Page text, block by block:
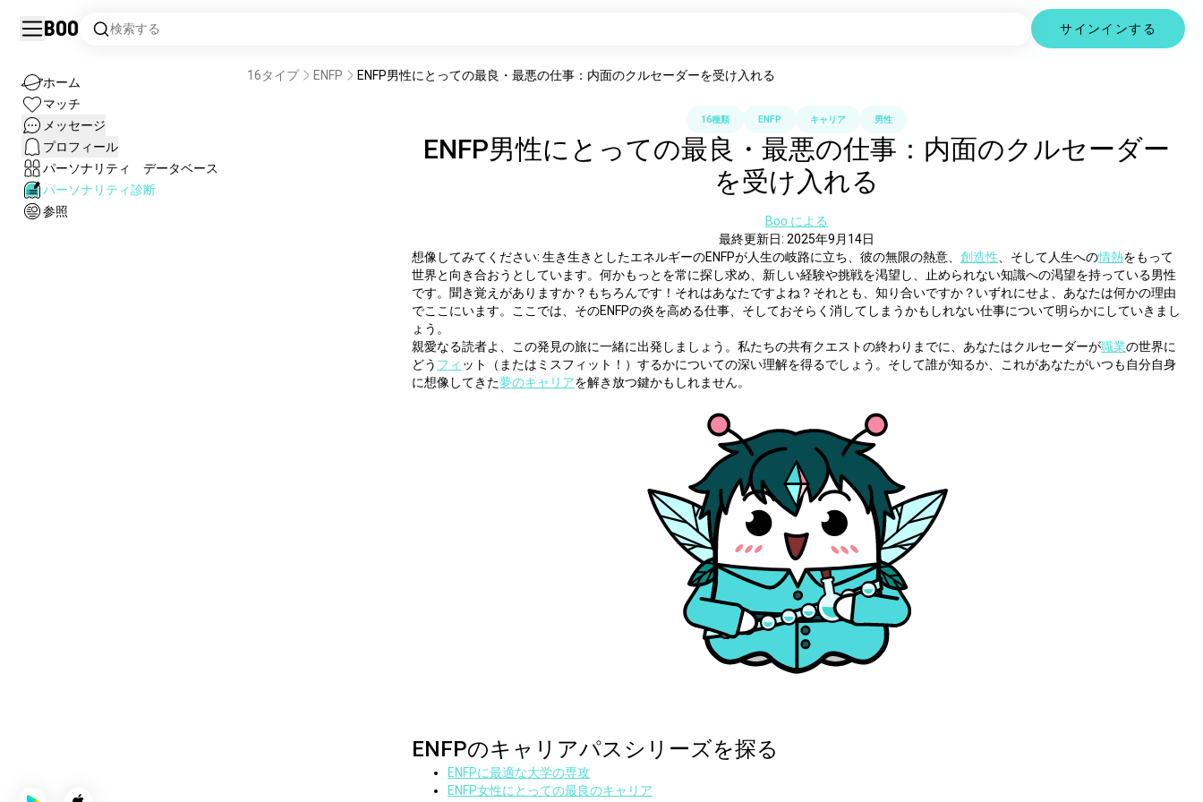
Boo 検索する サインインする
ホーム
マッチ
メッセージ
プロフィール
パーソナリティ データベース
パーソナリティ診断
参照
16タイプ ENFP ENFP男性にとっての最良・最悪の仕事：内面のクルセーダーを受け入れる
16種類 ENFP キャリア 男性
ENFP男性にとっての最良・最悪の仕事：内面のクルセーダー
を受け入れる
Boo による
最終更新日: 2025年9月14日
想像してみてください: 生き生きとしたエネルギーのENFPが人生の岐路に立ち、彼の無限の熱意、 創造性 、そして人生への情熱をもって
世界と向き合おうとしています。何かもっとを常に探し求め、新しい経験や挑戦を渇望し、止められない知識への渇望を持っている男性
です。聞き覚えがありますか？もちろんです！それはあなたですよね？それとも、知り合いですか？いずれにせよ、あなたは何かの理由
でここにいます。ここでは、そのENFPの炎を高める仕事、そしておそらく消してしまうかもしれない仕事について明らかにしていきまし
ょう。
親愛なる読者よ、この発見の旅に一緒に出発しましょう。私たちの共有クエストの終わりまでに、あなたはクルセーダーが職業の世界に
どう フィ ット（またはミスフィット！）するかについての深い理解を得るでしょう。そして誰が知るか、これがあなたがいつも自分自身
に想像してきた夢のキャリアを解き放つ鍵かもしれません。
ENFPのキャリアパスシリーズを探る
ENFPに最適な大学の専攻
ENFP女性にとっての最良のキャリア